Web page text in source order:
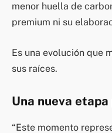
menor huella de
premium ni su
Es una evolución que
sus raíces.
Una nueva
“Este momento